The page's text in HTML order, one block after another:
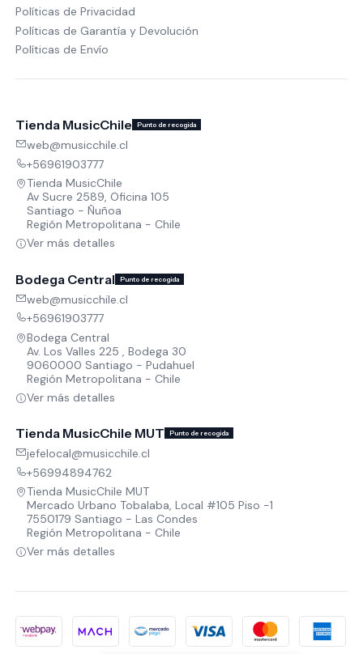
Políticas de Privacidad
Políticas de Garantía y Devolución
Políticas de Envío
Tienda MusicChile Punto de recogida
web@musicchile.cl
+56961903777
Tienda MusicChile
Av Sucre 2589, Oficina 105
Santiago - Ñuñoa
Región Metropolitana - Chile
Ver más detalles
Bodega Central Punto de recogida
web@musicchile.cl
+56961903777
Bodega Central
Av. Los Valles 225 , Bodega 30
9060000 Santiago - Pudahuel
Región Metropolitana - Chile
Ver más detalles
Tienda MusicChile MUT Punto de recogida
jefelocal@musicchile.cl
+56994894762
Tienda MusicChile MUT
Mercado Urbano Tobalaba, Local #105 Piso -1
7550179 Santiago - Las Condes
Región Metropolitana - Chile
Ver más detalles